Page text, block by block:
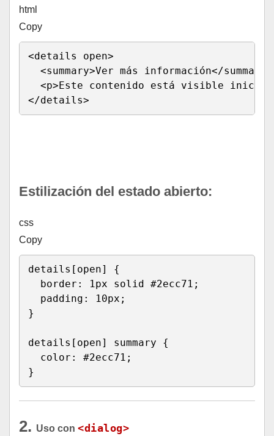
html
Copy
<details open>
<summary>Ver más información</summary
<p>Este contenido está visible
</details>
Estilización del estado abierto:
css
Copy
details[open]
{
border : 1px solid #2ecc71 ;
padding : 10px ;
}
details[open] summary
{
color : #2ecc71 ;
}
2. Uso con <dialog>